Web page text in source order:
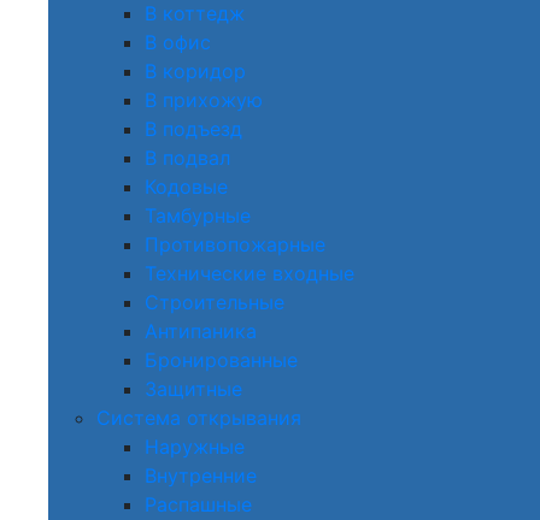
В коттедж
В офис
В коридор
В прихожую
В подъезд
В подвал
Кодовые
Тамбурные
Противопожарные
Технические входные
Строительные
Антипаника
Бронированные
Защитные
Система открывания
Наружные
Внутренние
Распашные